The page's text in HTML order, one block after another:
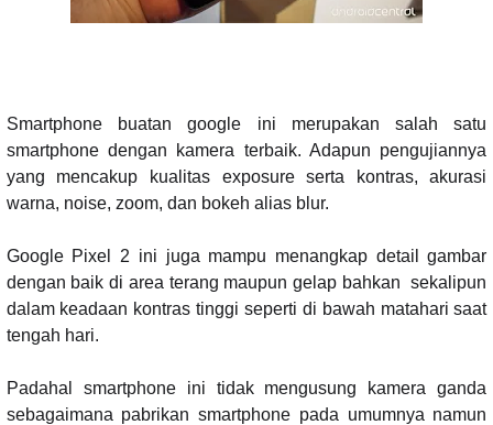
Smartphone buatan google ini merupakan salah satu
smartphone dengan kamera terbaik. Adapun pengujiannya
yang mencakup kualitas exposure serta kontras, akurasi
warna, noise, zoom, dan bokeh alias blur.
Google Pixel 2 ini juga mampu menangkap detail gambar
dengan baik di area terang maupun gelap bahkan
sekalipun
dalam keadaan kontras tinggi seperti di bawah matahari saat
tengah hari.
Padahal smartphone ini tidak mengusung kamera ganda
sebagaimana pabrikan smartphone pada umumnya namun